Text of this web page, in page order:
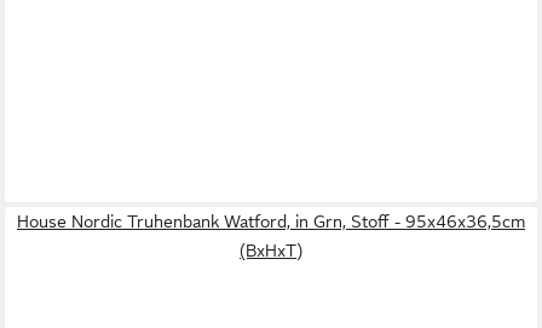
House Nordic Truhenbank Watford, in Grn, Stoff - 95x46x36,5cm
(BxHxT)